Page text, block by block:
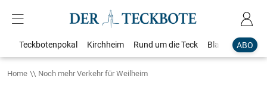
ABO
Teckbotenpokal Kirchheim Rund um die Teck Blaulicht
Home Noch mehr Verkehr für Weilheim